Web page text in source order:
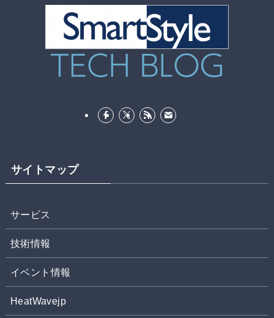
サイトマップ
サービス
技術情報
イベント情報
HeatWavejp